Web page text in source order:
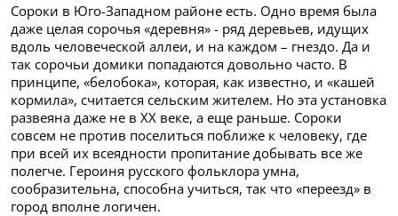
Сороки в Юго-Западном районе есть. Одно время была
даже целая сорочья «деревня» - ряд деревьев, идущих
вдоль человеческой аллеи, и на каждом – гнездо. Да и
так сорочьи домики попадаются довольно часто. В
принципе, «белобока», которая, как известно, и «кашей
кормила», считается сельским жителем. Но эта установка
развеяна даже не в XX веке, а еще раньше. Сороки
совсем не против поселиться поближе к человеку, где
при всей их всеядности пропитание добывать все же
полегче. Героиня русского фольклора умна,
сообразительна, способна учиться, так что «переезд» в
город вполне логичен.